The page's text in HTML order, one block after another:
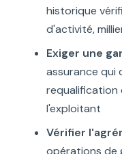
historique
d'activité,
Exiger une
assurance qui
requalification
l'exploitant
Vérifier
opérations de